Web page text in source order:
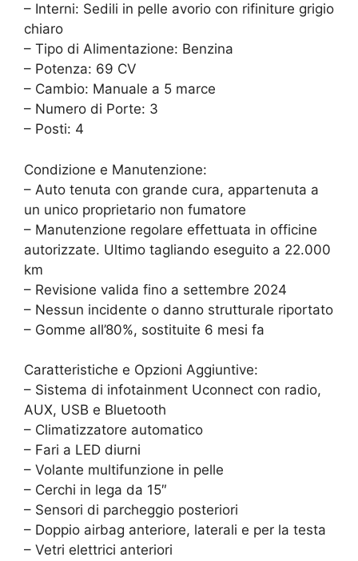
– Interni: Sedili in pelle avorio con rifiniture grigio
chiaro
– Tipo di Alimentazione: Benzina
– Potenza: 69 CV
– Cambio: Manuale a 5 marce
– Numero di Porte: 3
– Posti: 4
Condizione e Manutenzione:
– Auto tenuta con grande cura, appartenuta a
un unico proprietario non fumatore
– Manutenzione regolare effettuata in officine
autorizzate. Ultimo tagliando eseguito a 22.000
km
– Revisione valida fino a settembre 2024
– Nessun incidente o danno strutturale riportato
– Gomme all’80%, sostituite 6 mesi fa
Caratteristiche e Opzioni Aggiuntive:
– Sistema di infotainment Uconnect con radio,
AUX, USB e Bluetooth
– Climatizzatore automatico
– Fari a LED diurni
– Volante multifunzione in pelle
– Cerchi in lega da 15″
– Sensori di parcheggio posteriori
– Doppio airbag anteriore, laterali e per la testa
– Vetri elettrici anteriori